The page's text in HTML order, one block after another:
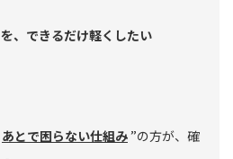
、できるだけ軽くしたい
あとで困らない仕組み”の方が、確